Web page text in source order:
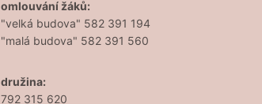
omlouvání žáků:
"velká budova" 582 391 194
"malá budova" 582 391 560
družina:
792 315 620